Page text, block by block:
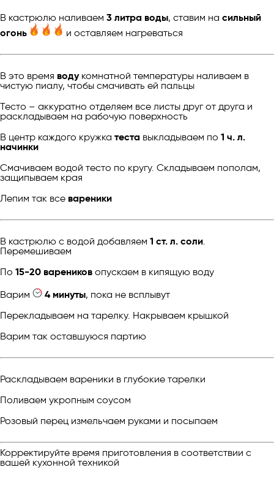
В кастрюлю наливаем 3 литра воды, ставим на сильный
огонь
и оставляем нагреваться
В это время водукомнатной температуры наливаем в
чистую пиалу, чтобы смачивать ей пальцы
Тесто – аккуратно отделяем все листы друг от друга и
раскладываем на рабочую поверхность
В центр каждого кружка теста выкладываем по 1 ч. л.
начинки
Смачиваем водой тесто по кругу. Складываем пополам,
защипываем края
Лепим так все вареники
В кастрюлю с водой добавляем 1 ст. л. соли
Перемешиваем
По 15-20 вареников опускаем в кипящую воду
Варим
4 минуты, пока не всплывут
Перекладываем на тарелку. Накрываем крышкой
Варим так оставшуюся партию
Раскладываем вареники в глубокие тарелки
Поливаем укропным соусом
Розовый перец измельчаем руками и посыпаем
Корректируйте время приготовления в соответствии с
вашей кухонной техникой